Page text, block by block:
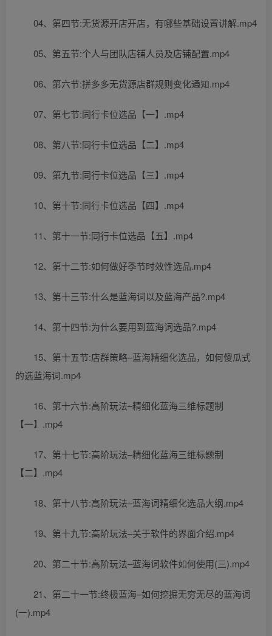
04、第四节:无货源开店开店，有哪些基础设置讲解.mp4
05、第五节:个人与团队店铺人员及店铺配置.mp4
06、第六节:拼多多无货源店群规则变化通知.mp4
07、第七节:同行卡位选品【一】.mp4
08、第八节:同行卡位选品【二】.mp4
09、第九节:同行卡位选品【三】.mp4
10、第十节:同行卡位选品【四】.mp4
11、第十一节:同行卡位选品【五】.mp4
12、第十二节:如何做好季节时效性选品.mp4
13、第十三节:什么是蓝海词以及蓝海产品?.mp4
14、第十四节:为什么要用到蓝海词选品?.mp4
15、第十五节:店群策略–蓝海精细化选品，如何傻瓜式
的选蓝海词.mp4
16、第十六节:高阶玩法–精细化蓝海三维标题制
【一】.mp4
17、第十七节:高阶玩法–精细化蓝海三维标题制
【二】.mp4
18、第十八节:高阶玩法–蓝海词精细化选品大纲.mp4
19、第十九节:高阶玩法–关于软件的界面介绍.mp4
20、第二十节:高阶玩法–蓝海词软件如何使用(三).mp4
21、第二十一节:终极蓝海–如何挖掘无穷无尽的蓝海词
(一).mp4